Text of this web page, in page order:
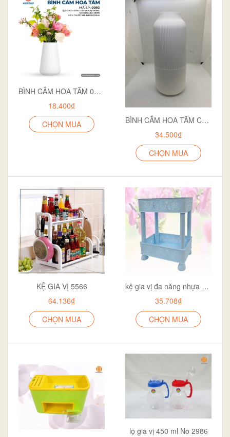
BÌNH CẮM HOA TĂM 0092
18.400₫
CHỌN MUA
BÌNH CẮM HOA TĂM CAO 0109
34.500₫
CHỌN MUA
KỆ GIA VỊ 5566
64.136₫
CHỌN MUA
kệ gia vị đa năng nhựa hoa việt nhật
35.708₫
CHỌN MUA
lọ gia vị 450 ml No 2986